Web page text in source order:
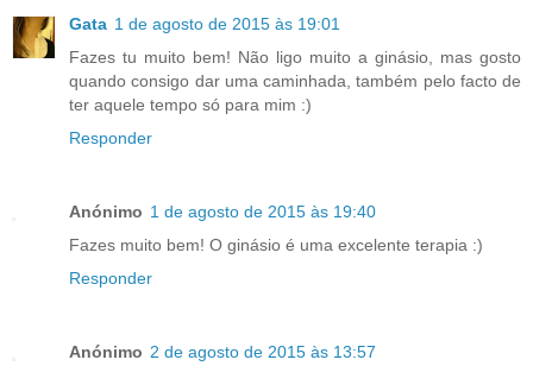
Gata 1 de agosto de 2015 às 19:01
Fazes tu muito bem! Não ligo muito a ginásio, mas gosto
quando consigo dar uma caminhada, também pelo facto de
ter aquele tempo só para mim :)
Responder
Anónimo 1 de agosto de 2015 às 19:40
Fazes muito bem! O ginásio é uma excelente terapia :)
Responder
Anónimo 2 de agosto de 2015 às 13:57